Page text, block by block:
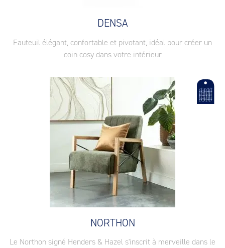
DENSA
Fauteuil élégant, confortable et pivotant, idéal pour créer un
coin cosy dans votre intérieur
NORTHON
Le Northon signé Henders & Hazel s'inscrit à merveille dans le